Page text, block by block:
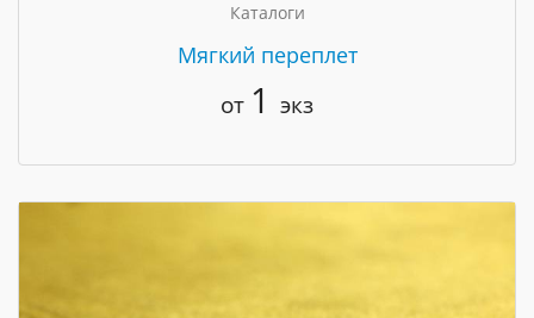
Каталоги
Мягкий переплет
от 1 экз